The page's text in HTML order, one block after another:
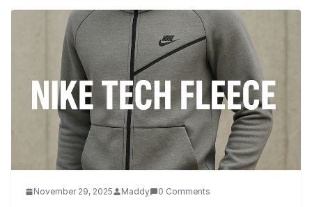
November 29, 2025 Maddy 0 Comments